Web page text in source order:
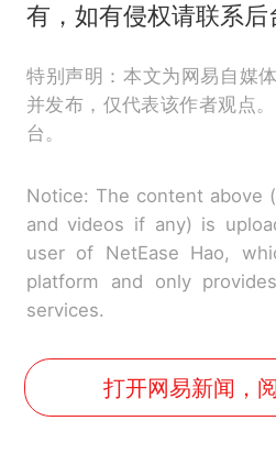
有，如有侵权请联系后
特别声明：本文为网易自媒
并发布，仅代表该作者观点
台。
Notice: The content above
and videos if any) is
user of NetEase Hao,
platform and only
services.
打开网易新闻，